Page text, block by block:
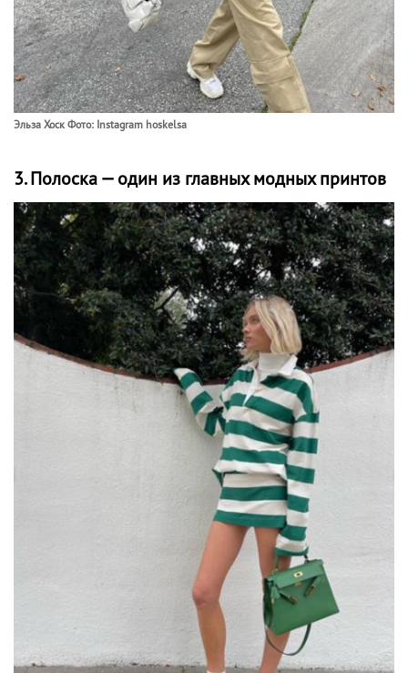
Эльза Хоск Фото: Instagram hoskelsa
3. Полоска — один из главных модных принтов